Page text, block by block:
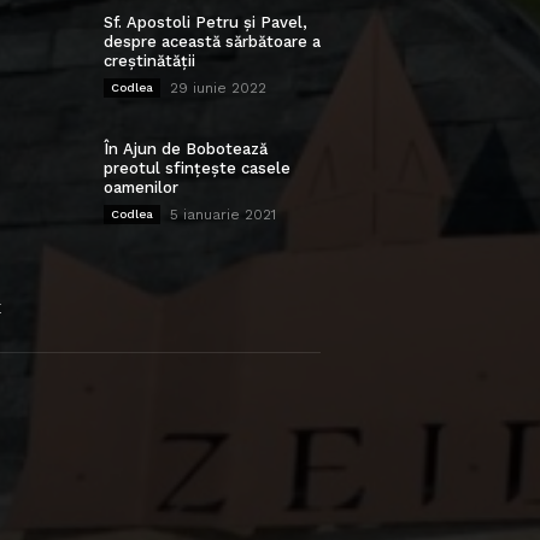
Sf. Apostoli Petru și Pavel,
despre această sărbătoare a
creștinătății
Codlea 29 iunie 2022
În Ajun de Bobotează
preotul sfințește casele
oamenilor
Codlea 5 ianuarie 2021